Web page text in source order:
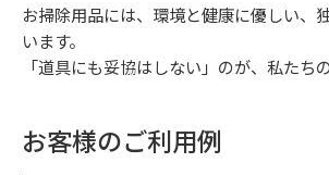
お掃除用品には、環境と健康に優しい、
います。
「道具にも妥協はしない」のが、私たち
お客様のご利用例